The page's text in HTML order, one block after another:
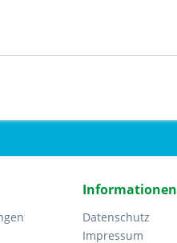
Informationen
Datenschutz
Impressum